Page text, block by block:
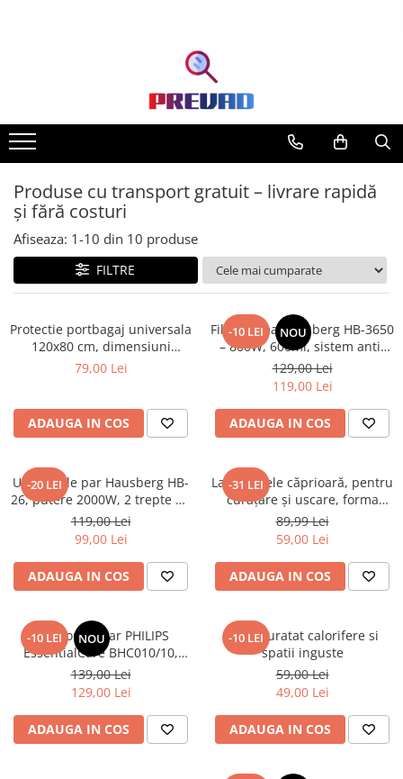
Produse cu transport gratuit – livrare rapidă
și fără costuri
Afiseaza: 1-10 din 10 produse
FILTRE
Protectie portbagaj universala
120x80 cm, dimensiuni
ajustabile, negru
79,00 Lei
ADAUGA IN COS
-10 LEI NOU
Filtru cafea Hausberg HB-3650
– 800W, 600ml, sistem anti-
picurare, negru
129,00 Lei
119,00 Lei
ADAUGA IN COS
-20 LEI
Uscator de par Hausberg HB-
26, putere 2000W, 2 trepte de
viteza
119,00 Lei
99,00 Lei
ADAUGA IN COS
-31 LEI
Lavetă piele căprioară, pentru
curăţare şi uscare, forma
neregulată 38*30
89,99 Lei
59,00 Lei
ADAUGA IN COS
-10 LEI NOU
Uscator de par PHILIPS
EssentialCare BHC010/10,
1200W – Protectie
ThermoProtect pentru par
sanatos
139,00 Lei
129,00 Lei
ADAUGA IN COS
-10 LEI
Perie curatat calorifere si
spatii inguste
59,00 Lei
49,00 Lei
ADAUGA IN COS